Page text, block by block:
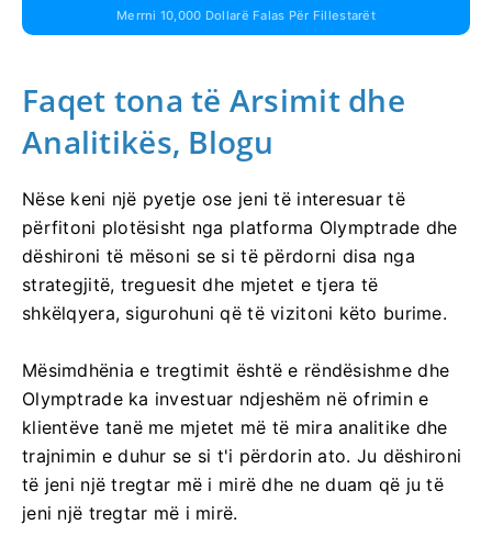
Merrni 10,000 Dollarë Falas Për Fillestarët
Faqet tona të Arsimit dhe
Analitikës, Blogu
Nëse keni një pyetje ose jeni të interesuar të
përfitoni plotësisht nga platforma Olymptrade dhe
dëshironi të mësoni se si të përdorni disa nga
strategjitë, treguesit dhe mjetet e tjera të
shkëlqyera, sigurohuni që të vizitoni këto burime.
Mësimdhënia e tregtimit është e rëndësishme dhe
Olymptrade ka investuar ndjeshëm në ofrimin e
klientëve tanë me mjetet më të mira analitike dhe
trajnimin e duhur se si t'i përdorin ato. Ju dëshironi
të jeni një tregtar më i mirë dhe ne duam që ju të
jeni një tregtar më i mirë.